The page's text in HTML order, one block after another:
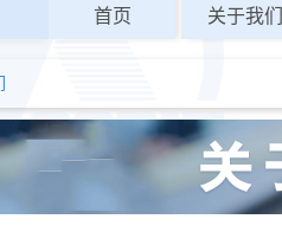
首页 关于我们